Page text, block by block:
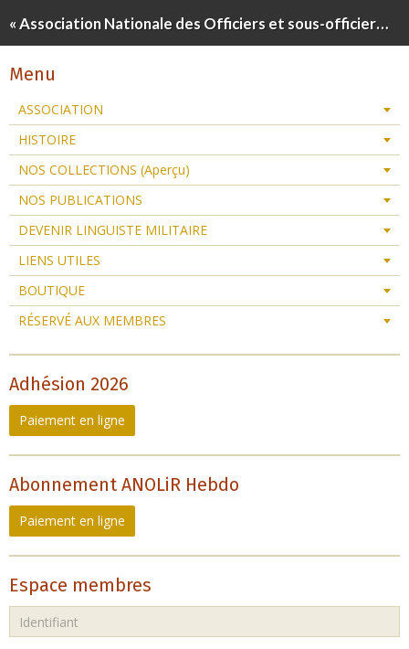
« Association Nationale des Officiers et sous-officiers Linguistes de Réserve »
Menu
ASSOCIATION
HISTOIRE
NOS COLLECTIONS (Aperçu)
NOS PUBLICATIONS
DEVENIR LINGUISTE MILITAIRE
LIENS UTILES
BOUTIQUE
RÉSERVÉ AUX MEMBRES
Adhésion 2026
Paiement en ligne
Abonnement ANOLiR Hebdo
Paiement en ligne
Espace membres